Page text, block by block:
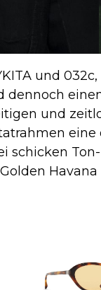
und
und
schicken